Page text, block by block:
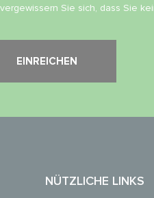
Sie sich, dass Sie
NÜTZLICHE LINKS